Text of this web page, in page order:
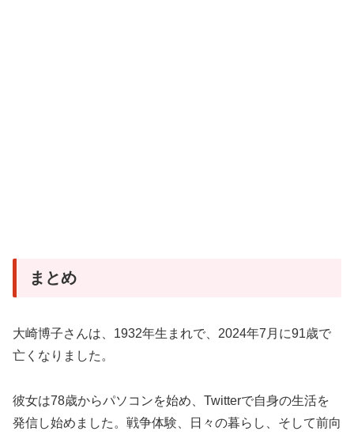
まとめ
大崎博子さんは、1932年生まれで、2024年7月に91歳で
亡くなりました。
彼女は78歳からパソコンを始め、Twitterで自身の生活を
発信し始めました。戦争体験、日々の暮らし、そして前向